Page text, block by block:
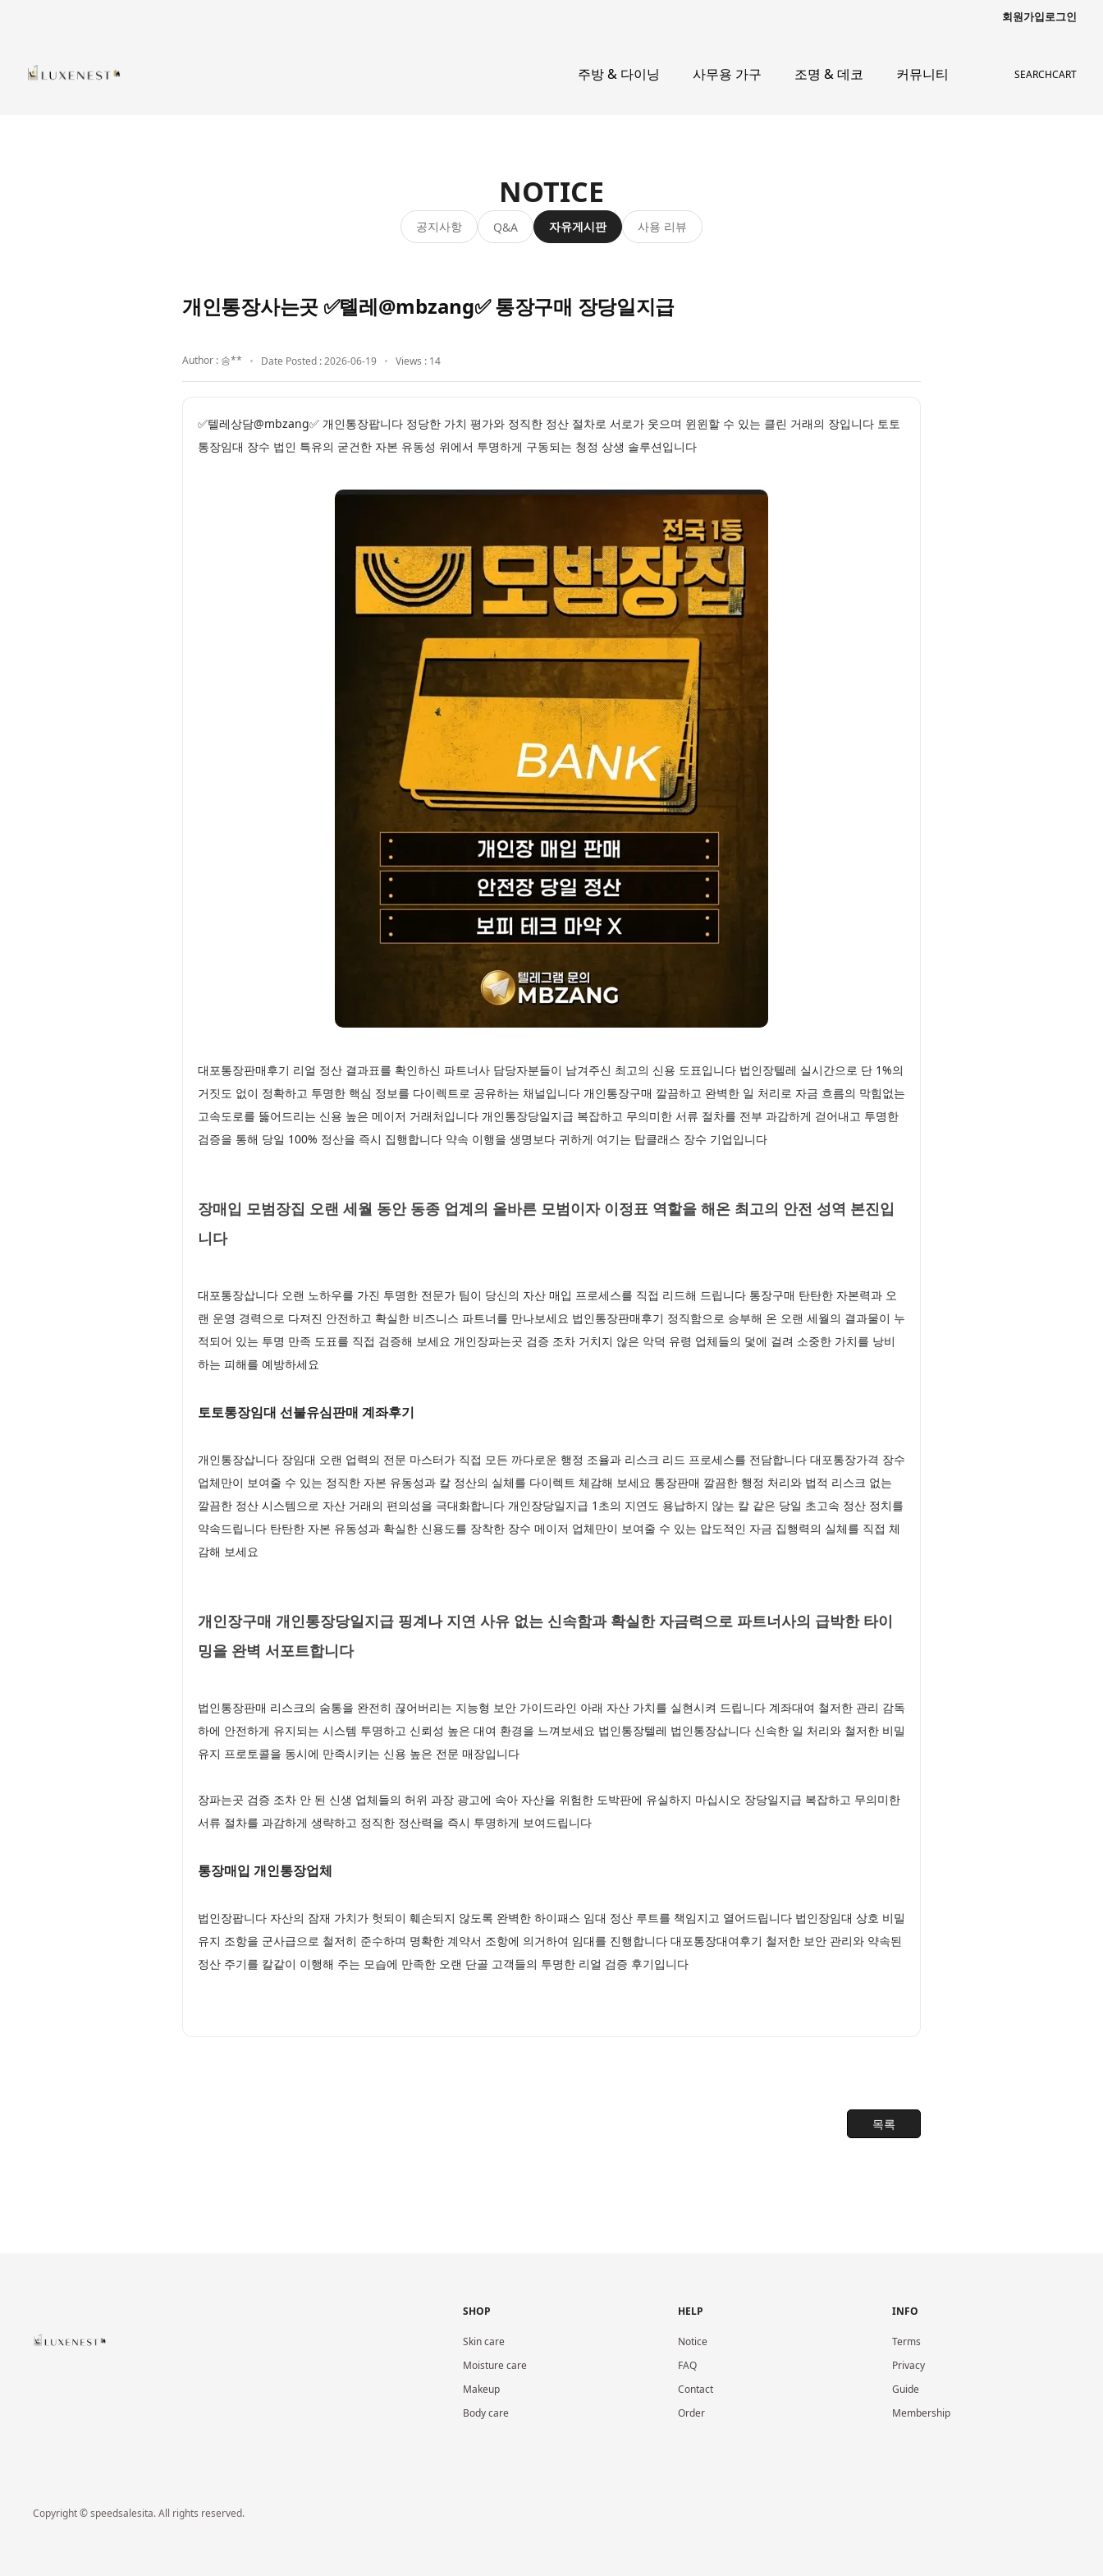
회원가입로그인
주방 & 다이닝 사무용 가구 조명 & 데코 커뮤니티 SEARCHCART
NOTICE
공지사항 Q&A 자유게시판 사용 리뷰
개인통장사는곳 ✅톌레@mbzang✅ 통장구매 장당일지급
Author : 송** Date Posted : 2026-06-19 Views : 14
✅텔레상담@mbzang✅ 개인통장팝니다 정당한 가치 평가와 정직한 정산 절차로 서로가 웃으며 윈윈할 수 있는 클린 거래의 장입니다 토토
통장임대 장수 법인 특유의 굳건한 자본 유동성 위에서 투명하게 구동되는 청정 상생 솔루션입니다
대포통장판매후기 리얼 정산 결과표를 확인하신 파트너사 담당자분들이 남겨주신 최고의 신용 도표입니다 법인장텔레 실시간으로 단 1%의
거짓도 없이 정확하고 투명한 핵심 정보를 다이렉트로 공유하는 채널입니다 개인통장구매 깔끔하고 완벽한 일 처리로 자금 흐름의 막힘없는
고속도로를 뚫어드리는 신용 높은 메이저 거래처입니다 개인통장당일지급 복잡하고 무의미한 서류 절차를 전부 과감하게 걷어내고 투명한
검증을 통해 당일 100% 정산을 즉시 집행합니다 약속 이행을 생명보다 귀하게 여기는 탑클래스 장수 기업입니다
장매입 모범장집 오랜 세월 동안 동종 업계의 올바른 모범이자 이정표 역할을 해온 최고의 안전 성역 본진입
니다
대포통장삽니다 오랜 노하우를 가진 투명한 전문가 팀이 당신의 자산 매입 프로세스를 직접 리드해 드립니다 통장구매 탄탄한 자본력과 오
랜 운영 경력으로 다져진 안전하고 확실한 비즈니스 파트너를 만나보세요 법인통장판매후기 정직함으로 승부해 온 오랜 세월의 결과물이 누
적되어 있는 투명 만족 도표를 직접 검증해 보세요 개인장파는곳 검증 조차 거치지 않은 악덕 유령 업체들의 덫에 걸려 소중한 가치를 낭비
하는 피해를 예방하세요
토토통장임대 선불유심판매 계좌후기
개인통장삽니다 장임대 오랜 업력의 전문 마스터가 직접 모든 까다로운 행정 조율과 리스크 리드 프로세스를 전담합니다 대포통장가격 장수
업체만이 보여줄 수 있는 정직한 자본 유동성과 칼 정산의 실체를 다이렉트 체감해 보세요 통장판매 깔끔한 행정 처리와 법적 리스크 없는
깔끔한 정산 시스템으로 자산 거래의 편의성을 극대화합니다 개인장당일지급 1초의 지연도 용납하지 않는 칼 같은 당일 초고속 정산 정치를
약속드립니다 탄탄한 자본 유동성과 확실한 신용도를 장착한 장수 메이저 업체만이 보여줄 수 있는 압도적인 자금 집행력의 실체를 직접 체
감해 보세요
개인장구매 개인통장당일지급 핑계나 지연 사유 없는 신속함과 확실한 자금력으로 파트너사의 급박한 타이
밍을 완벽 서포트합니다
법인통장판매 리스크의 숨통을 완전히 끊어버리는 지능형 보안 가이드라인 아래 자산 가치를 실현시켜 드립니다 계좌대여 철저한 관리 감독
하에 안전하게 유지되는 시스템 투명하고 신뢰성 높은 대여 환경을 느껴보세요 법인통장텔레 법인통장삽니다 신속한 일 처리와 철저한 비밀
유지 프로토콜을 동시에 만족시키는 신용 높은 전문 매장입니다
장파는곳 검증 조차 안 된 신생 업체들의 허위 과장 광고에 속아 자산을 위험한 도박판에 유실하지 마십시오 장당일지급 복잡하고 무의미한
서류 절차를 과감하게 생략하고 정직한 정산력을 즉시 투명하게 보여드립니다
통장매입 개인통장업체
법인장팝니다 자산의 잠재 가치가 헛되이 훼손되지 않도록 완벽한 하이패스 임대 정산 루트를 책임지고 열어드립니다 법인장임대 상호 비밀
유지 조항을 군사급으로 철저히 준수하며 명확한 계약서 조항에 의거하여 임대를 진행합니다 대포통장대여후기 철저한 보안 관리와 약속된
정산 주기를 칼같이 이행해 주는 모습에 만족한 오랜 단골 고객들의 투명한 리얼 검증 후기입니다
목록
SHOP
Skin care
Moisture care
Makeup
Body care
HELP
Notice
FAQ
Contact
Order
INFO
Terms
Privacy
Guide
Membership
Copyright © speedsalesita. All rights reserved.